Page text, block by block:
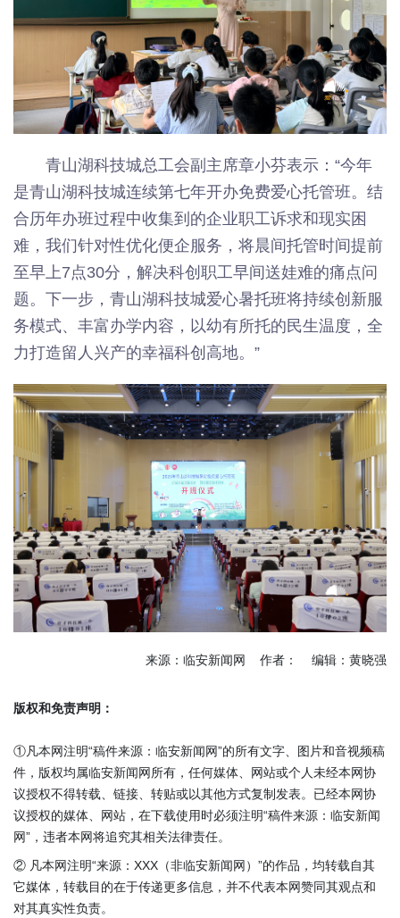
青山湖科技城总工会副主席章小芬表示：“今年
是青山湖科技城连续第七年开办免费爱心托管班。结
合历年办班过程中收集到的企业职工诉求和现实困
难，我们针对性优化便企服务，将晨间托管时间提前
至早上7点30分，解决科创职工早间送娃难的痛点问
题。下一步，青山湖科技城爱心暑托班将持续创新服
务模式、丰富办学内容，以幼有所托的民生温度，全
力打造留人兴产的幸福科创高地。”
来源：临安新闻网 作者： 编辑：黄晓强
版权和免责声明：
①凡本网注明“稿件来源：临安新闻网”的所有文字、图片和音视频稿
件，版权均属临安新闻网所有，任何媒体、网站或个人未经本网协
议授权不得转载、链接、转贴或以其他方式复制发表。已经本网协
议授权的媒体、网站，在下载使用时必须注明“稿件来源：临安新闻
网”，违者本网将追究其相关法律责任。
② 凡本网注明“来源：XXX（非临安新闻网）”的作品，均转载自其
它媒体，转载目的在于传递更多信息，并不代表本网赞同其观点和
对其真实性负责。